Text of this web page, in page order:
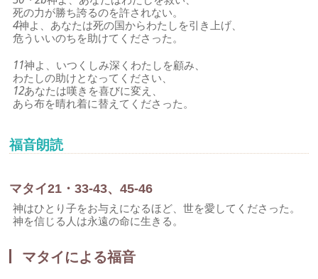
死の力が勝ち誇るのを許されない。
4神よ、あなたは死の国からわたしを引き上げ、
危ういいのちを助けてくださった。
11神よ、いつくしみ深くわたしを顧み、
わたしの助けとなってください、
12あなたは嘆きを喜びに変え、
あら布を晴れ着に替えてくださった。
福音朗読
マタイ21・33-43、45-46
神はひとり子をお与えになるほど、世を愛してくださった。
神を信じる人は永遠の命に生きる。
マタイによる福音